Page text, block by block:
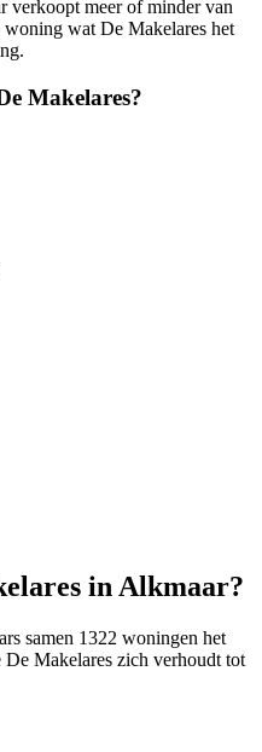
verkoopt meer of minder van
wat De Makelares het
Makelares?
in Alkmaar?
samen 1322 woningen het
Makelares zich verhoudt tot